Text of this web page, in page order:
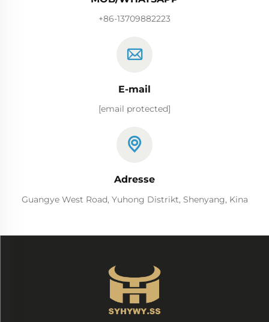
+86-13709882223
E-mail
[email protected]
Adresse
Guangye West Road, Yuhong Distrikt, Shenyang, Kina